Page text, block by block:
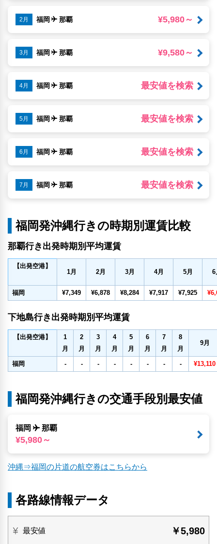
2月 福岡 那覇 ¥5,980～
3月 福岡 那覇 ¥9,580～
4月 福岡 那覇 最安値を検索
5月 福岡 那覇 最安値を検索
6月 福岡 那覇 最安値を検索
7月 福岡 那覇 最安値を検索
福岡発沖縄行きの時期別運賃比較
那覇行き出発時期別平均運賃
【出発空港】
1月 2月 3月 4月 5月 6
福岡 ¥7,349 ¥6,878 ¥8,284 ¥7,917 ¥7,925
下地島行き出発時期別平均運賃
【出発空港】
1
月
2
月
3
月
4
月
5
月
6
月
7
月
8
月
9月
福岡 - - - - - - - - ¥13,110
福岡発沖縄行きの交通手段別最安値
福岡 那覇
¥5,980～
沖縄⇒福岡の片道の航空券はこちらから
各路線情報データ
最安値 ￥5,980